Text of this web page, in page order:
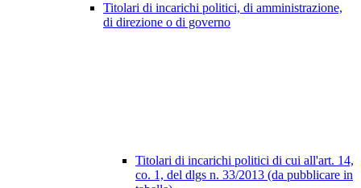
Titolari di incarichi politici, di amministrazione,
di direzione o di governo
Titolari di incarichi politici di cui all'art. 14,
co. 1, del dlgs n. 33/2013 (da pubblicare in